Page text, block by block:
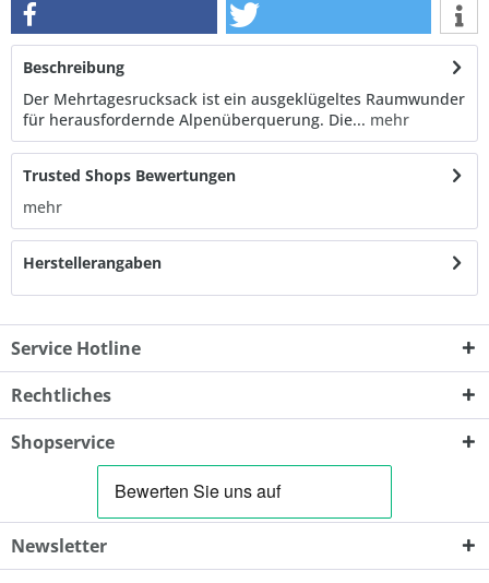
Beschreibung
Der Mehrtagesrucksack ist ein ausgeklügeltes Raumwunder
für herausfordernde Alpenüberquerung. Die... mehr
Trusted Shops Bewertungen
mehr
Herstellerangaben
Service Hotline
Rechtliches
Shopservice
Newsletter